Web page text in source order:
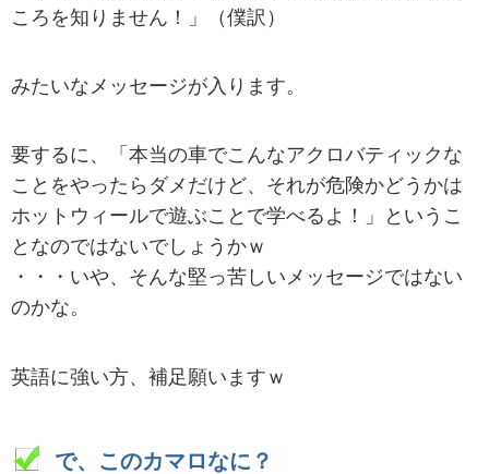
ころを知りません！」（僕訳）
みたいなメッセージが入ります。
要するに、「本当の車でこんなアクロバティックな
ことをやったらダメだけど、それが危険かどうかは
ホットウィールで遊ぶことで学べるよ！」というこ
となのではないでしょうかｗ
・・・いや、そんな堅っ苦しいメッセージではない
のかな。
英語に強い方、補足願いますｗ
で、このカマロなに？